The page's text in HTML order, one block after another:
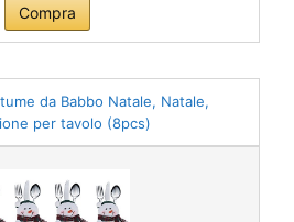
Compra
da Babbo Natale, Natale,
per tavolo (8pcs)